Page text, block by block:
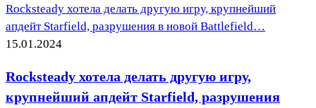
Rocksteady хотела делать другую игру, крупнейший
апдейт Starfield, разрушения в новой Battlefield…
15.01.2024
Rocksteady хотела делать другую игру,
крупнейший апдейт Starfield, разрушения